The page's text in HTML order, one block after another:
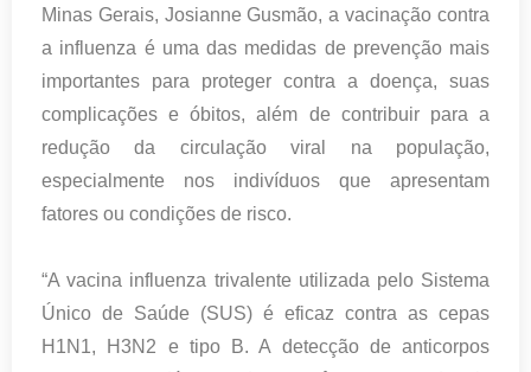
Minas Gerais, Josianne Gusmão, a vacinação contra
a influenza é uma das medidas de prevenção mais
importantes para proteger contra a doença, suas
complicações e óbitos, além de contribuir para a
redução da circulação viral na população,
especialmente nos indivíduos que apresentam
fatores ou condições de risco.
“A vacina influenza trivalente utilizada pelo Sistema
Único de Saúde (SUS) é eficaz contra as cepas
H1N1, H3N2 e tipo B. A detecção de anticorpos